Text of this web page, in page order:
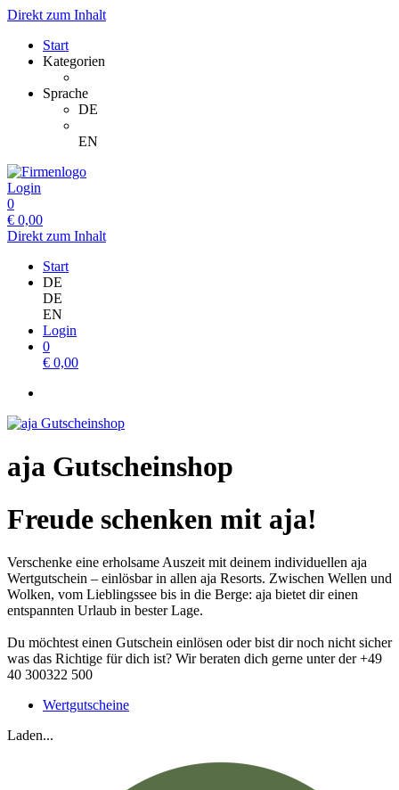
Direkt zum Inhalt
Start
Kategorien
Sprache
DE
EN
Login
0
€ 0,00
Direkt zum Inhalt
Start
DE
DE
EN
Login
0
€ 0,00
aja Gutscheinshop
Freude schenken mit aja!
Verschenke eine erholsame Auszeit mit deinem individuellen aja
Wertgutschein – einlösbar in allen aja Resorts. Zwischen Wellen und
Wolken, vom Lieblingssee bis in die Berge: aja bietet dir einen
entspannten Urlaub in bester Lage.
Du möchtest einen Gutschein einlösen oder bist dir noch nicht sicher
was das Richtige für dich ist? Wir beraten dich gerne unter der +49
40 300322 500
Wertgutscheine
Laden...